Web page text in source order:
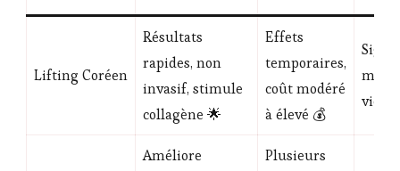
Lifting Coréen
Résultats
rapides, non
invasif, stimule
collagène 🌟
Effets
temporaires,
coût modéré
à élevé 💰
Améliore
Plusieurs